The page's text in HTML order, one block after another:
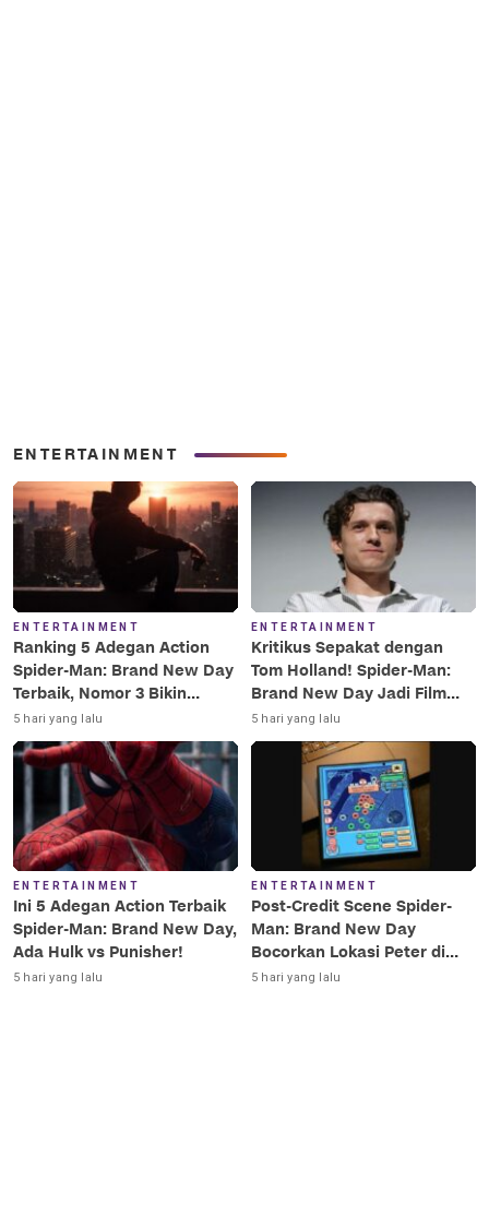
ENTERTAINMENT
ENTERTAINMENT
Ranking 5 Adegan Action
Spider-Man: Brand New Day
Terbaik, Nomor 3 Bikin
Terkesima!
5 hari yang lalu
ENTERTAINMENT
Kritikus Sepakat dengan
Tom Holland! Spider-Man:
Brand New Day Jadi Film
Terbaik Era MCU
5 hari yang lalu
ENTERTAINMENT
Ini 5 Adegan Action Terbaik
Spider-Man: Brand New Day,
Ada Hulk vs Punisher!
5 hari yang lalu
ENTERTAINMENT
Post-Credit Scene Spider-
Man: Brand New Day
Bocorkan Lokasi Peter di
Luar Angkasa!
5 hari yang lalu